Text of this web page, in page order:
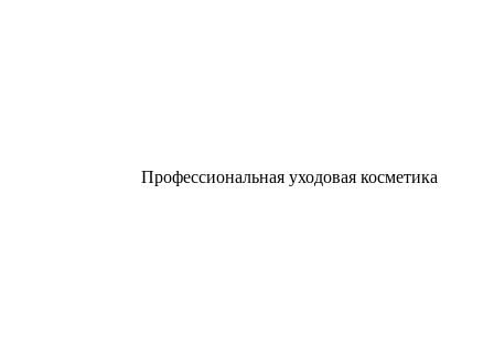
Профессиональная уходовая косметика